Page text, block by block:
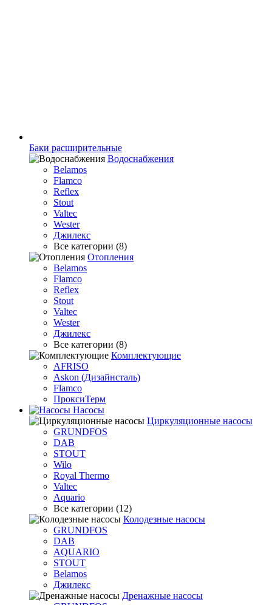
Баки расширительные
Водоснабжения
Belamos
Flamco
Reflex
Stout
Valtec
Wester
Джилекс
Все категории (8)
Отопления
Belamos
Flamco
Reflex
Stout
Valtec
Wester
Джилекс
Все категории (8)
Комплектующие
AFRISO
Askon (Дизайнсталь)
Flamco
ПроксиТерм
Насосы
Циркуляционные насосы
GRUNDFOS
DAB
STOUT
Wilo
Royal Thermo
Valtec
Aquario
Все категории (12)
Колодезные насосы
GRUNDFOS
DAB
AQUARIO
STOUT
Belamos
Джилекс
Дренажные насосы